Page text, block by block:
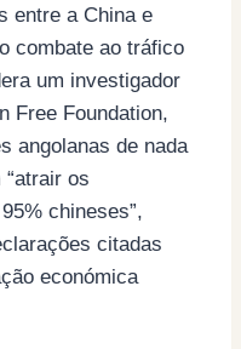
entre a China e
combate ao tráfico
um investigador
Free Foundation,
angolanas de nada
os
chineses”,
citadas
económica